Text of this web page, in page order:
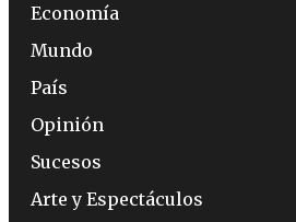
Economía
Mundo
País
Opinión
Sucesos
Arte y Espectáculos